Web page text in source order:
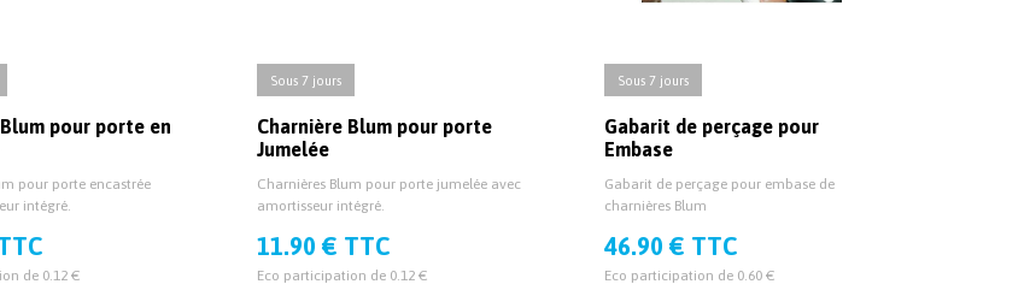
pour porte en
pour porte encastrée
intégré.
de 0.12 €
Sous 7 jours
Charnière Blum pour porte
Jumelée
Charnières Blum pour porte jumelée avec
amortisseur intégré.
11.90 € TTC
Eco participation de 0.12 €
Sous 7 jours
Gabarit de perçage pour
Embase
Gabarit de perçage pour embase de
charnières Blum
46.90 € TTC
Eco participation de 0.60 €